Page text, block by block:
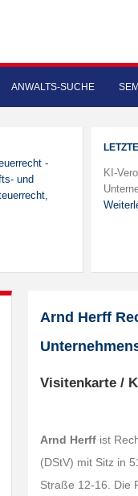
ANWALTS-SUCHE
-
und
KI-
Arnd Herff
Visitenkarte /
Arnd Herff ist
(DStV) mit Sitz in
Straße 12-16. Die